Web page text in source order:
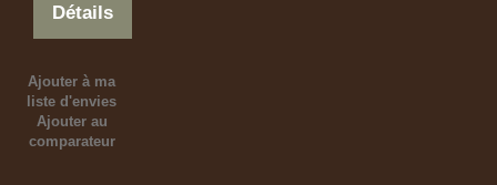
Détails
Ajouter à ma
liste d'envies
Ajouter au
comparateur